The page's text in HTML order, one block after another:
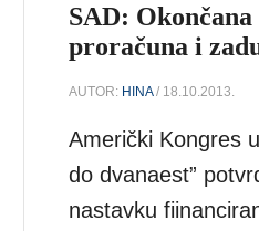
SAD:
proračuna i
AUTOR: HINA/ 18.10.2013.
Američki Kongres
do dvanaest”
nastavku